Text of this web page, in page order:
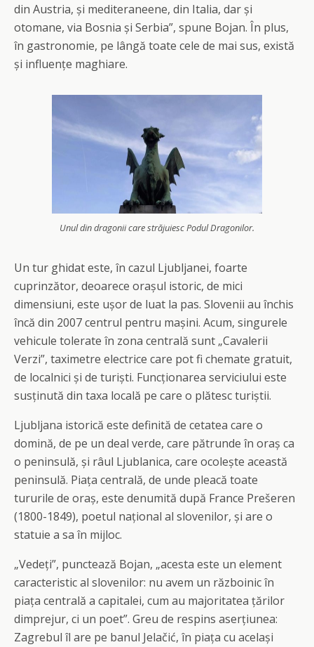
din Austria, și mediteraneene, din Italia, dar și
otomane, via Bosnia și Serbia”, spune Bojan. În plus,
în gastronomie, pe lângă toate cele de mai sus, există
și influențe maghiare.
Unul din dragonii care străjuiesc Podul Dragonilor.
Un tur ghidat este, în cazul Ljubljanei, foarte
cuprinzător, deoarece orașul istoric, de mici
dimensiuni, este ușor de luat la pas. Slovenii au închis
încă din 2007 centrul pentru mașini. Acum, singurele
vehicule tolerate în zona centrală sunt „Cavalerii
Verzi”, taximetre electrice care pot fi chemate gratuit,
de localnici și de turiști. Funcționarea serviciului este
susținută din taxa locală pe care o plătesc turiștii.
Ljubljana istorică este definită de cetatea care o
domină, de pe un deal verde, care pătrunde în oraș ca
o peninsulă, și râul Ljublanica, care ocolește această
peninsulă. Piața centrală, de unde pleacă toate
tururile de oraș, este denumită după France Prešeren
(1800-1849), poetul național al slovenilor, și are o
statuie a sa în mijloc.
„Vedeți”, punctează Bojan, „acesta este un element
caracteristic al slovenilor: nu avem un războinic în
piața centrală a capitalei, cum au majoritatea țărilor
dimprejur, ci un poet”. Greu de respins aserțiunea:
Zagrebul îl are pe banul Jelačić, în piața cu același